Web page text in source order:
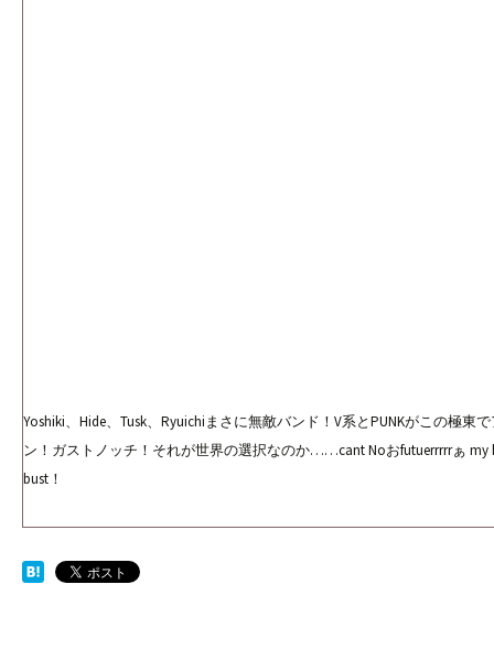
Yoshiki、Hide、Tusk、Ryuichiまさに無敵バンド！V系とPUNKがこの極東
ン！ガストノッチ！それが世界の選択なのか……cant Noおfutuerrrrrぁ my
bust！